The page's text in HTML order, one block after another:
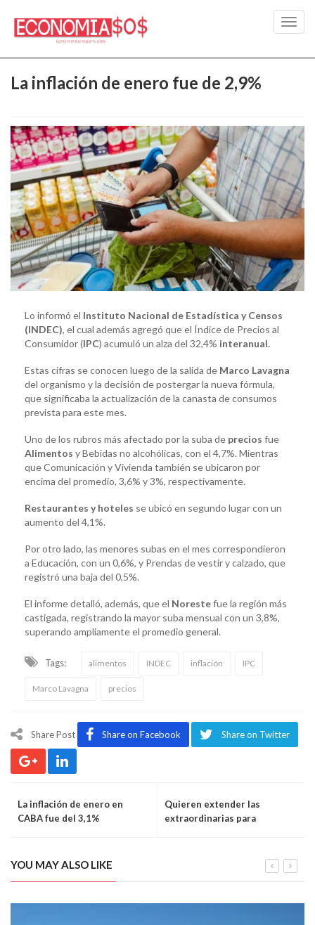
La inflación de enero fue de 2,9%
Lo informó el Instituto Nacional de Estadística y Censos
(INDEC), el cual además agregó que el Índice de Precios al
Consumidor (IPC) acumuló un alza del 32,4% interanual.
Estas cifras se conocen luego de la salida de Marco Lavagna
del organismo y la decisión de postergar la nueva fórmula,
que significaba la actualización de la canasta de consumos
prevista para este mes.
Uno de los rubros más afectado por la suba de precios fue
Alimentos y Bebidas no alcohólicas, con el 4,7%. Mientras
que Comunicación y Vivienda también se ubicaron por
encima del promedio, 3,6% y 3%, respectivamente.
Restaurantes y hoteles se ubicó en segundo lugar con un
aumento del 4,1%.
Por otro lado, las menores subas en el mes correspondieron
a Educación, con un 0,6%, y Prendas de vestir y calzado, que
registró una baja del 0,5%.
El informe detalló, además, que el Norestefue la región más
castigada, registrando la mayor suba mensual con un 3,8%,
superando ampliamente el promedio general.
Tags: alimentos INDEC inflación IPC
Marco Lavagna precios
Share Post Share on Facebook Share on Twitter
La inflación de enero en
CABA fue del 3,1%
Quieren extender las
extraordinarias para
YOU MAY ALSO LIKE